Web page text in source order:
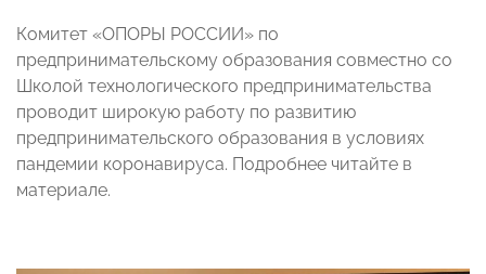
Комитет «ОПОРЫ РОССИИ» по
предпринимательскому образования совместно со
Школой технологического предпринимательства
проводит широкую работу по развитию
предпринимательского образования в условиях
пандемии коронавируса. Подробнее читайте в
материале.